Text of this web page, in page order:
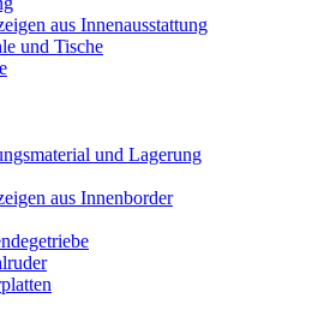
aus Innenausstattung
und Tische
und Lagerung
aus Innenborder